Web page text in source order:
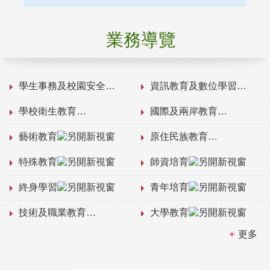
業務導覽
學生事務及校園安全 資訊教育及數位學習
學校衛生教育 國際及兩岸教育
藝術教育 原住民族教育
特殊教育 師資培育
終身學習 青年培育
技術及職業教育 大學教育
更多